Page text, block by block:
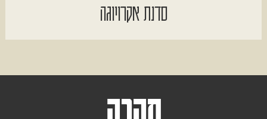
סדנת אקרויוגה